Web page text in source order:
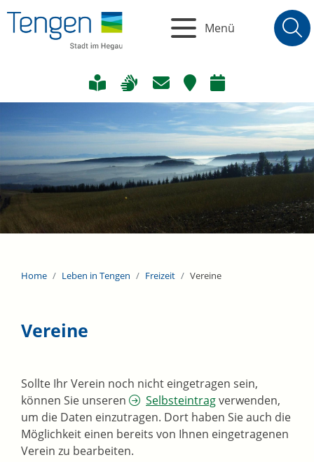
Menü
Home Leben in Tengen Freizeit Vereine
Vereine
Sollte Ihr Verein noch nicht eingetragen sein,
können Sie unseren
Selbsteintragverwenden,
um die Daten einzutragen. Dort haben Sie auch die
Möglichkeit einen bereits von Ihnen eingetragenen
Verein zu bearbeiten.